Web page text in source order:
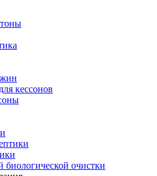
кессонов
биологической очистки